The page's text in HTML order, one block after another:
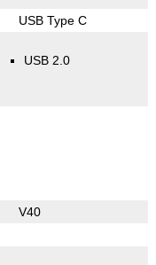
USB Type C
USB 2.0
V40